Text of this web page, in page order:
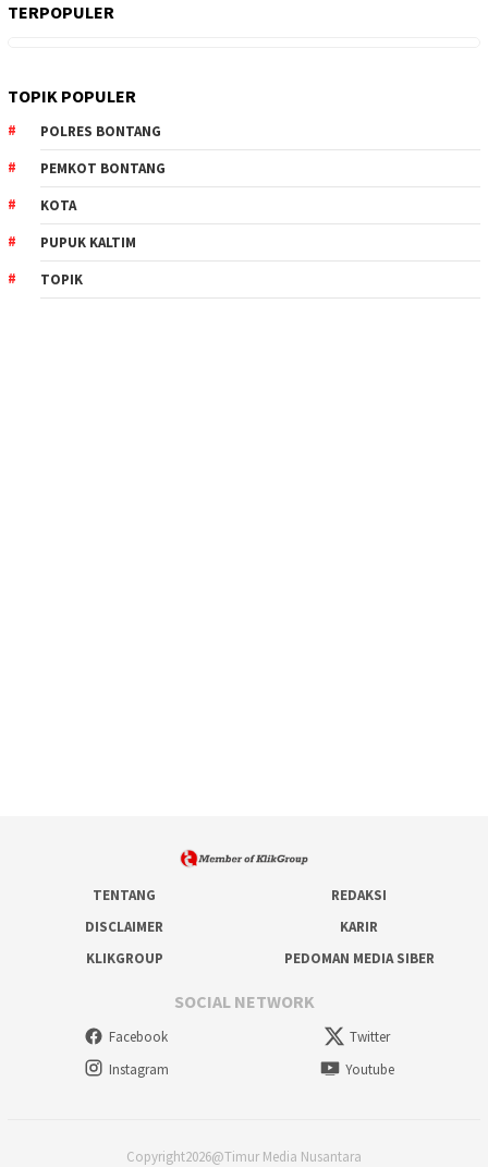
TERPOPULER
TOPIK POPULER
POLRES BONTANG
PEMKOT BONTANG
KOTA
PUPUK KALTIM
TOPIK
TENTANG
REDAKSI
DISCLAIMER
KARIR
KLIKGROUP
PEDOMAN MEDIA SIBER
SOCIAL NETWORK
Facebook
Twitter
Instagram
Youtube
Copyright2026@Timur Media Nusantara